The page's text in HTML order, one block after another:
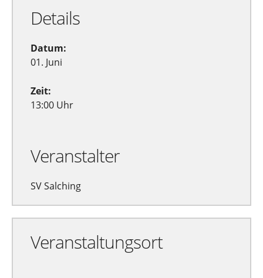
Details
Datum:
01. Juni
Zeit:
13:00 Uhr
Veranstalter
SV Salching
Veranstaltungsort